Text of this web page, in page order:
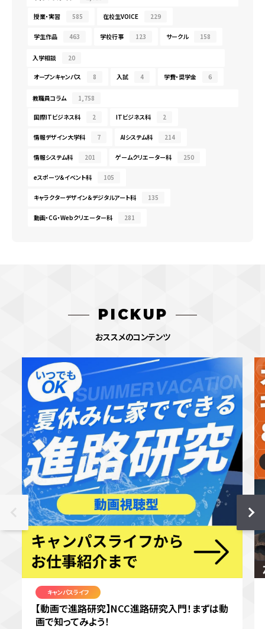
授業・実習 585 在校生VOICE 229
学生作品 463 学校行事 123 サークル 158
入学相談 20
オープンキャンパス 8 入試 4 学費・奨学金 6
教職員コラム 1,758
国際ITビジネス科 2 ITビジネス科 2
情報デザイン大学科 7 AIシステム科 214
情報システム科 201 ゲームクリエーター科 250
eスポーツ＆イベント科 105
キャラクターデザイン＆デジタルアート科 135
動画・CG・Webクリエーター科 281
PICKUP
おススメのコンテンツ
キャンパスライフ
【動画で進路研究】NCC進路研究入門！まずは動
画で知ってみよう！